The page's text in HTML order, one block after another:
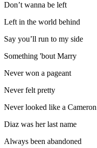
Don’t wanna be left
Left in the world behind
Say you’ll run to my side
Something 'bout Marry
Never won a pageant
Never felt pretty
Never looked like a Cameron
Diaz was her last name
Always been abandoned